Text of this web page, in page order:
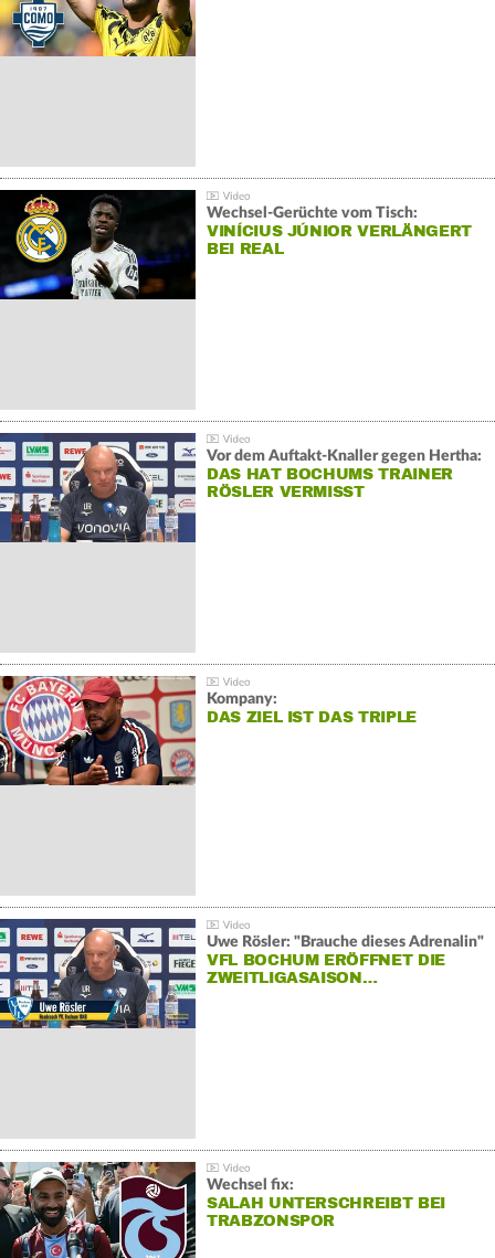
Wechsel-Gerüchte vom Tisch:
VINÍCIUS JÚNIOR VERLÄNGERT
BEI REAL
Vor dem Auftakt-Knaller gegen Hertha:
DAS HAT BOCHUMS TRAINER
RÖSLER VERMISST
Kompany:
DAS ZIEL IST DAS TRIPLE
Uwe Rösler: "Brauche dieses Adrenalin"
VFL BOCHUM ERÖFFNET DIE
ZWEITLIGASAISON…
Wechsel fix:
SALAH UNTERSCHREIBT BEI
TRABZONSPOR